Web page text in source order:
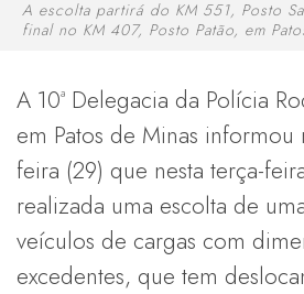
A escolta partirá do KM 551, Posto
final no KM 407, Posto Patão, em
A 10ª Delegacia da Polícia
em Patos de Minas informou
feira (29) que nesta terça-
realizada uma escolta de
veículos de cargas com
excedentes, que tem